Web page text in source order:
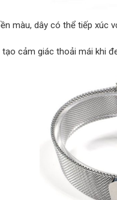
màu, dây có thể tiếp xúc
cảm giác thoải mái khi